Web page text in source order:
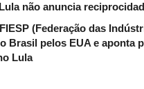
não anuncia
(Federação das
Brasil pelos EUA e aponta
Lula